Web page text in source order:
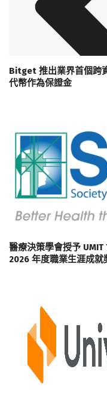
Bitget 推出業界首個跨
代幣作為保證金
醫療決策學會授予
2026 年度職業生涯成就